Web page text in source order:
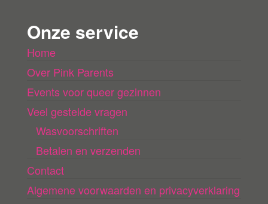
Onze service
Home
Over Pink Parents
Events voor queer gezinnen
Veel gestelde vragen
Wasvoorschriften
Betalen en verzenden
Contact
Algemene voorwaarden en privacyverklaring